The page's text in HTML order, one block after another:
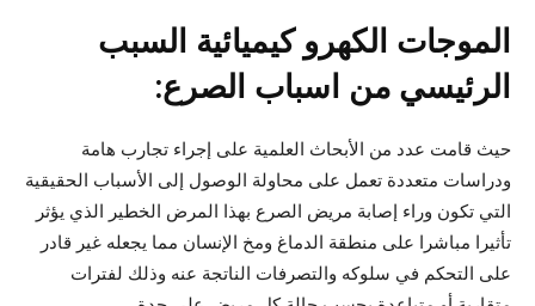
الموجات الكهرو كيميائية السبب
الرئيسي من اسباب الصرع:
حيث قامت عدد من الأبحاث العلمية على إجراء تجارب هامة
ودراسات متعددة تعمل على محاولة الوصول إلى الأسباب الحقيقية
التي تكون وراء إصابة مريض الصرع بهذا المرض الخطير الذي يؤثر
تأثيرا مباشرا على منطقة الدماغ ومخ الإنسان مما يجعله غير قادر
على التحكم في سلوكه والتصرفات الناتجة عنه وذلك لفترات